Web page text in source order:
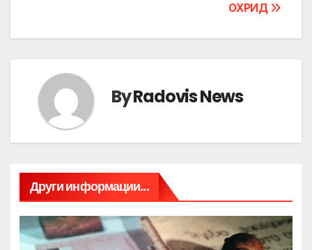
ОХРИД
ByRadovis News
Други информации...